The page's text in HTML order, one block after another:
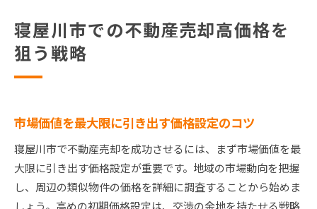
寝屋川市での不動産売却高価格を
狙う戦略
市場価値を最大限に引き出す価格設定のコツ
寝屋川市で不動産売却を成功させるには、まず市場価値を最
大限に引き出す価格設定が重要です。地域の市場動向を把握
し、周辺の類似物件の価格を詳細に調査することから始めま
しょう。高めの初期価格設定は、交渉の余地を持たせる戦略